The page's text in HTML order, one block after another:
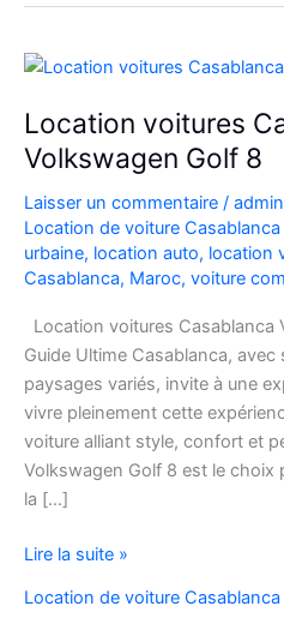
Location voitures
Volkswagen Golf 8
Laisser un commentaire / admin
Location de voiture Casablanca
urbaine, location auto, location
Casablanca, Maroc, voiture
Location voitures Casablanca
Guide Ultime Casablanca,
paysages variés, invite à une
vivre pleinement cette
voiture alliant style, confort et
Volkswagen Golf 8 est le choix
la […]
Location
Casablanca
Lire la suite »
Location de voiture Casablanca